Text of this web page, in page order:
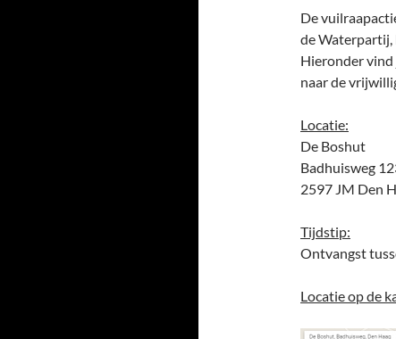
De
de Waterpartij,
Hieronder vind
naar de
Locatie:
De Boshut
Badhuisweg
2597 JM Den
Tijdstip:
Ontvangst
Locatie op de